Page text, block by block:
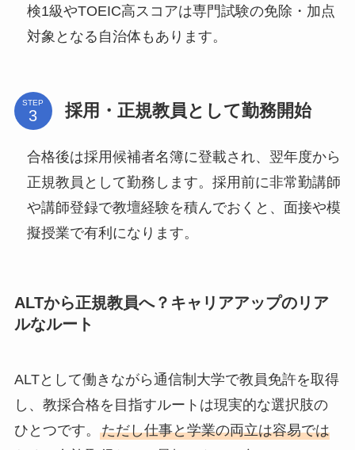
検1級やTOEIC高スコアは専門試験の免除・加点
対象となる自治体もあります。
STEP 採用・正規教員として勤務開始
合格後は採用候補者名簿に登載され、翌年度から
正規教員として勤務します。採用前に非常勤講師
や講師登録で教壇経験を積んでおくと、面接や模
擬授業で有利になります。
ALTから正規教員へ？キャリアアップのリア
ルなルート
ALTとして働きながら通信制大学で教員免許を取得
し、教採合格を目指すルートは現実的な選択肢の
ひとつです。 ただし仕事と学業の両立は容易では